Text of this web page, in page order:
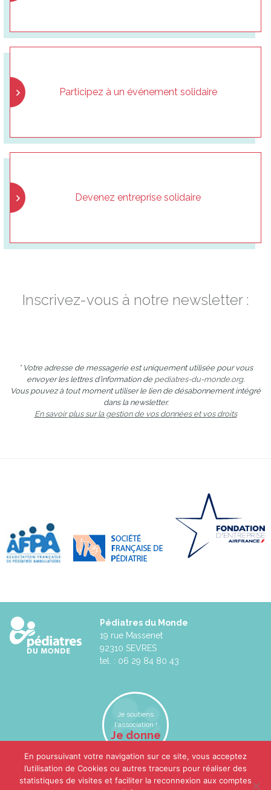
Participez à un événement solidaire
Devenez entreprise solidaire
Inscrivez-vous à notre newsletter :
* Votre adresse de messagerie est uniquement utilisée pour vous
envoyer les lettres d’information de pediatres-du-monde.org.
Vous pouvez à tout moment utiliser le lien de désabonnement intégré
dans la newsletter.
En savoir plus sur la gestion de vos données et vos droits
Pédiatres du Monde
19 rue Massenet
92310 SEVRES
tel. : 06 29 84 80 43
Je soutiens
l'association !
Je donne
En poursuivant votre navigation sur ce site, vous acceptez
l’utilisation de Cookies ou autres traceurs pour réaliser des
statistiques de visites et faciliter la reconnexion aux comptes